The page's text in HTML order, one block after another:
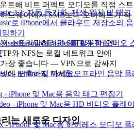
2.3: 자동 동기화, 재생 위치 및 태그
로 iPhone에서 클라우드 저장소의
하기
를 활용한 오디오
- iPhone 및 Mac용 오프라인 음악 플
- iPhone 및 Mac용 음악 태그 편집기
- iPhone 및 Mac용 HD 비디오 플레
- iPhone 및 Mac용 하이레스 오디오 플
트해 비트 퍼펙트 오디오를 직접 스트
드웨어에서 SMB보다 오버헤드가 적
스트리밍하려면 SFTP가 적합한
와 NFS는 로컬 네트워크 안에
장 좋습니다 — VPN으로 감싸지
에 노출하지 마세요.
는 새로운 디자인